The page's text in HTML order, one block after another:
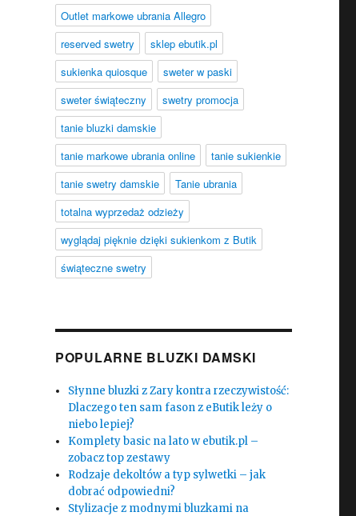
Outlet markowe ubrania Allegro
reserved swetry
sklep ebutik.pl
sukienka quiosque
sweter w paski
sweter świąteczny
swetry promocja
tanie bluzki damskie
tanie markowe ubrania online
tanie sukienkie
tanie swetry damskie
Tanie ubrania
totalna wyprzedaż odzieży
wyglądaj pięknie dzięki sukienkom z Butik
świąteczne swetry
POPULARNE BLUZKI DAMSKI
Słynne bluzki z Zary kontra rzeczywistość:
Dlaczego ten sam fason z eButik leży o
niebo lepiej?
Komplety basic na lato w ebutik.pl –
zobacz top zestawy
Rodzaje dekoltów a typ sylwetki – jak
dobrać odpowiedni?
Stylizacje z modnymi bluzkami na